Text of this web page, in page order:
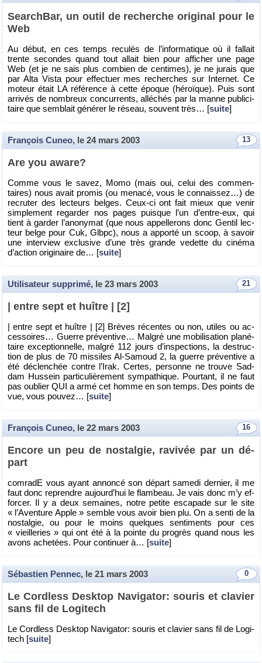
Search­Bar, un outil de re­cherche ori­gi­nal pour le
Web
Au début, en ces temps re­cu­lés de l’in­for­ma­tique où il fal­lait
trente se­condes quand tout al­lait bien pour af­fi­cher une page
Web (et je ne sais plus com­bien de cen­times), je ne ju­rais que
par Alta Vista pour ef­fec­tuer mes re­cherches sur In­ter­net. Ce
mo­teur était LA ré­fé­rence à cette époque (hé­roïque). Puis sont
ar­ri­vés de nom­breux concur­rents, al­lé­chés par la manne pu­bli­ci­
taire que sem­blait gé­né­rer le ré­seau, sou­vent très… [suite]
13
François Cuneo, le 24 mars 2003
Are you aware?
Comme vous le savez, Momo (mais oui, celui des com­men­
taires) nous avait pro­mis (ou me­nacé, vous le connais­sez…) de
re­cru­ter des lec­teurs belges. Ceux-ci ont fait mieux que venir
sim­ple­ment re­gar­der nos pages puisque l’un d’entre-eux, qui
tient à gar­der l’ano­ny­mat (que nous ap­pel­le­rons donc Gen­til lec­
teur belge pour Cuk, Glbpc), nous a ap­porté un scoop, à sa­voir
une in­ter­view ex­clu­sive d’une très grande ve­dette du ci­néma
d’ac­tion ori­gi­naire de… [suite]
21
Utilisateur supprimé, le 23 mars 2003
| entre sept et huître | [2]
| entre sept et huître | [2] Brèves ré­centes ou non, utiles ou ac­
ces­soires… Guerre pré­ven­tive… Mal­gré une mo­bi­li­sa­tion pla­né­
taire ex­cep­tion­nelle, mal­gré 112 jours d’ins­pec­tions, la des­truc­
tion de plus de 70 mis­siles Al-Sa­moud 2, la guerre pré­ven­tive a
été dé­clen­chée contre l’Irak. Certes, per­sonne ne trouve Sad­
dam Hus­sein par­ti­cu­liè­re­ment sym­pa­thique. Pour­tant, il ne faut
pas ou­blier QUI a armé cet homme en son temps. Des points de
vue, vous pou­vez… [suite]
16
François Cuneo, le 22 mars 2003
En­core un peu de nos­tal­gie, ra­vi­vée par un dé­
part
com­radE vous ayant an­noncé son dé­part sa­medi der­nier, il me
faut donc re­prendre au­jour­d’hui le flam­beau. Je vais donc m’y ef­
for­cer. Il y a deux se­maines, notre pe­tite es­ca­pade sur le site
« l’Aven­ture Apple » semble vous avoir bien plu. On a senti de la
nos­tal­gie, ou pour le moins quelques sen­ti­ments pour ces
« vieille­ries » qui ont été à la pointe du pro­grès quand nous les
avons ache­tées. Pour conti­nuer à… [suite]
0
Sébastien Pennec, le 21 mars 2003
Le Cord­less Desk­top Na­vi­ga­tor: sou­ris et cla­vier
sans fil de Lo­gi­tech
Le Cord­less Desk­top Na­vi­ga­tor: sou­ris et cla­vier sans fil de Lo­gi­
tech [suite]